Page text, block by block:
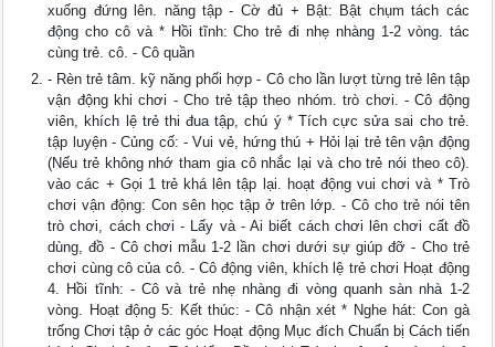
xuống đứng lên. năng tập - Cờ đủ + Bật: Bật chụm tách các
động cho cô và * Hồi tĩnh: Cho trẻ đi nhẹ nhàng 1-2 vòng. tác
cùng trẻ. cô. - Cô quần
- Rèn trẻ tâm. kỹ năng phối hợp - Cô cho lần lượt từng trẻ lên tập
vận động khi chơi - Cho trẻ tập theo nhóm. trò chơi. - Cô động
viên, khích lệ trẻ thi đua tập, chú ý * Tích cực sửa sai cho trẻ.
tập luyện - Củng cố: - Vui vẻ, hứng thú + Hỏi lại trẻ tên vận động
(Nếu trẻ không nhớ tham gia cô nhắc lại và cho trẻ nói theo cô).
vào các + Gọi 1 trẻ khá lên tập lại. hoạt động vui chơi và * Trò
chơi vận động: Con sên học tập ở trên lớp. - Cô cho trẻ nói tên
trò chơi, cách chơi - Lấy và - Ai biết cách chơi lên chơi cất đồ
dùng, đồ - Cô chơi mẫu 1-2 lần chơi dưới sự giúp đỡ - Cho trẻ
chơi cùng cô của cô. - Cô động viên, khích lệ trẻ chơi Hoạt động
4. Hồi tĩnh: - Cô và trẻ nhẹ nhàng đi vòng quanh sàn nhà 1-2
vòng. Hoạt động 5: Kết thúc: - Cô nhận xét * Nghe hát: Con gà
trống Chơi tập ở các góc Hoạt động Mục đích Chuẩn bị Cách tiến